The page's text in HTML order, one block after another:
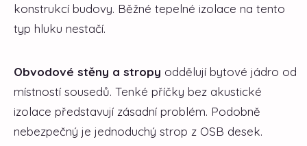
konstrukcí budovy. Běžné tepelné izolace na tento
typ hluku nestačí.
Obvodové stěny a stropy oddělují bytové jádro od
místností sousedů. Tenké příčky bez akustické
izolace představují zásadní problém. Podobně
nebezpečný je jednoduchý strop z OSB desek.